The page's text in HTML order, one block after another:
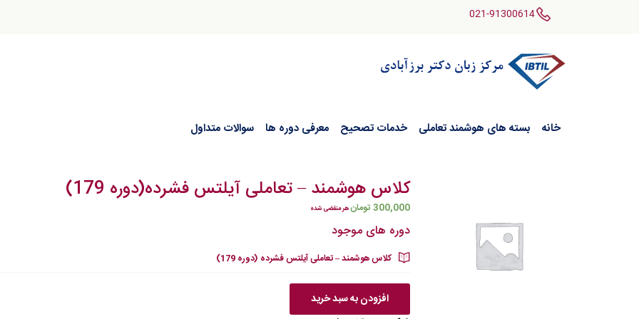
021-91300614
خانه بسته های هوشمند تعاملی خدمات تصحیح معرفی دوره ها سوالات متداول
کلاس هوشمند – تعاملی آیلتس فشرده(دوره 179)
300,000تومانهر منقضی شده
دوره های موجود
کلاس هوشمند – تعاملی آیلتس فشرده (دوره 179)
افزودن به سبد خرید